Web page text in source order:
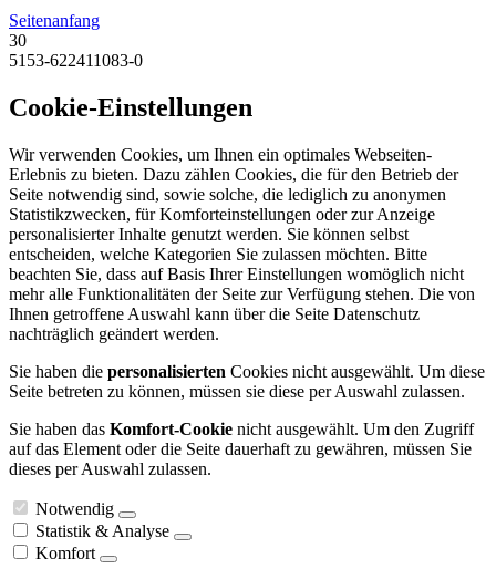
Seitenanfang
30
5153-622411083-0
Cookie-Einstellungen
Wir verwenden Cookies, um Ihnen ein optimales Webseiten-
Erlebnis zu bieten. Dazu zählen Cookies, die für den Betrieb der
Seite notwendig sind, sowie solche, die lediglich zu anonymen
Statistikzwecken, für Komforteinstellungen oder zur Anzeige
personalisierter Inhalte genutzt werden. Sie können selbst
entscheiden, welche Kategorien Sie zulassen möchten. Bitte
beachten Sie, dass auf Basis Ihrer Einstellungen womöglich nicht
mehr alle Funktionalitäten der Seite zur Verfügung stehen. Die von
Ihnen getroffene Auswahl kann über die Seite Datenschutz
nachträglich geändert werden.
Sie haben die personalisierten Cookies nicht ausgewählt. Um diese
Seite betreten zu können, müssen sie diese per Auswahl zulassen.
Sie haben das Komfort-Cookie nicht ausgewählt. Um den Zugriff
auf das Element oder die Seite dauerhaft zu gewähren, müssen Sie
dieses per Auswahl zulassen.
Notwendig
Statistik & Analyse
Komfort